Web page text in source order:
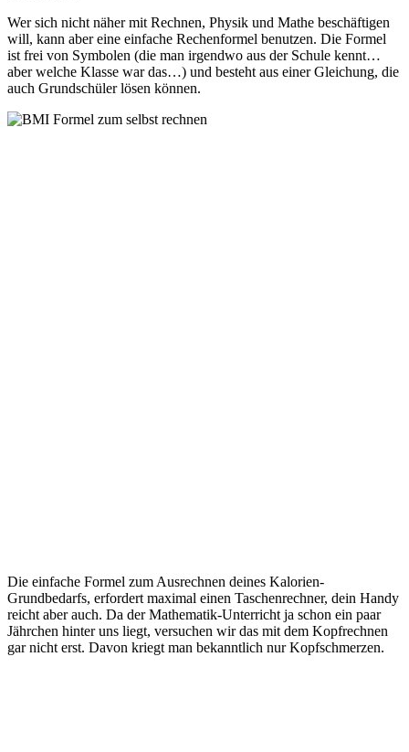
Wer sich nicht näher mit Rechnen, Physik und Mathe beschäftigen
will, kann aber eine einfache Rechenformel benutzen. Die Formel
ist frei von Symbolen (die man irgendwo aus der Schule kennt…
aber welche Klasse war das…) und besteht aus einer Gleichung, die
auch Grundschüler lösen können.
Die einfache Formel zum Ausrechnen deines Kalorien-
Grundbedarfs, erfordert maximal einen Taschenrechner, dein Handy
reicht aber auch. Da der Mathematik-Unterricht ja schon ein paar
Jährchen hinter uns liegt, versuchen wir das mit dem Kopfrechnen
gar nicht erst. Davon kriegt man bekanntlich nur Kopfschmerzen.